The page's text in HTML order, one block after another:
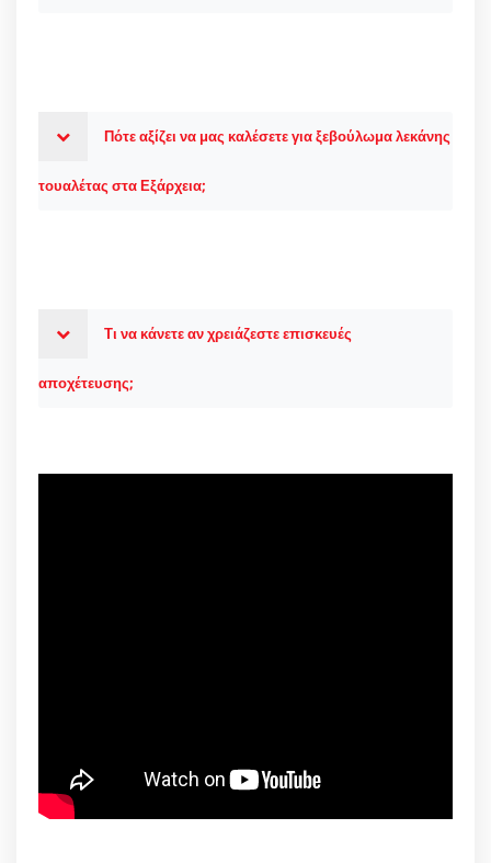
Πότε αξίζει να μας καλέσετε για ξεβούλωμα λεκάνης
τουαλέτας στα Εξάρχεια;
Τι να κάνετε αν χρειάζεστε επισκευές
αποχέτευσης;